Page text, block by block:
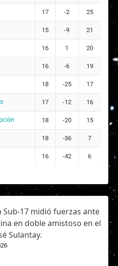
17 -2 25
15 -9 21
16 1 20
16 -6 19
18 -25 17
17 -12 16
18 -20 15
18 -36 7
16 -42 6
Sub-17 midió fuerzas ante
en doble amistoso en el
Sulantay.